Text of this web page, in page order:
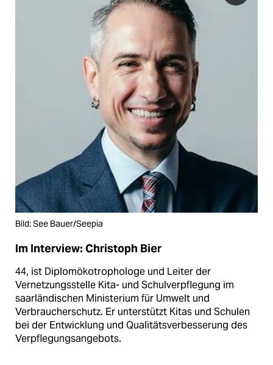
Bild: See Bauer/Seepia
Im Interview: Christoph Bier
44, ist Diplomökotrophologe und Leiter der
Vernetzungsstelle Kita- und Schulverpflegung im
saarländischen Ministerium für Umwelt und
Verbraucherschutz. Er unterstützt Kitas und Schulen
bei der Entwicklung und Qualitätsverbesserung des
Verpflegungsangebots.